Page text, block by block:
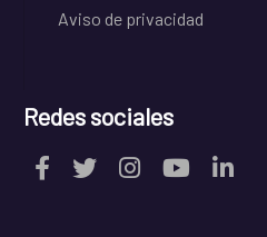
Aviso de privacidad
Redes sociales